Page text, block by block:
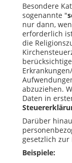
Besondere
sogenannte "
nur dann,
erforderlich
die
abzuziehen.
Daten in
Darüber
gesetzlich
Beispiele: